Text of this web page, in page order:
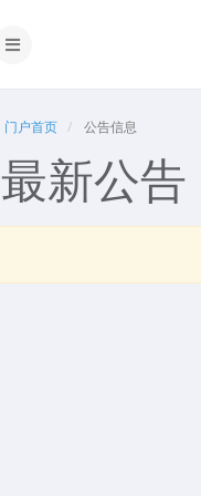
门户首页 公告信息
最新公告